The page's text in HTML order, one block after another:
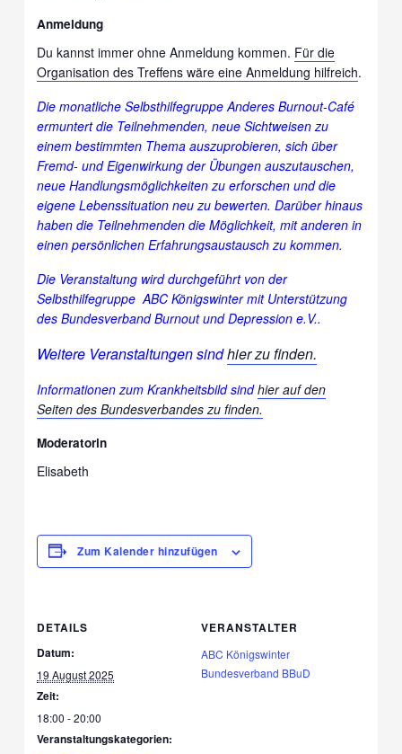
Anmeldung
Du kannst immer ohne Anmeldung kommen. Für die
Organisation des Treffens wäre eine Anmeldung hilfreich.
Die monatliche Selbsthilfegruppe Anderes Burnout-Café
ermuntert die Teilnehmenden, neue Sichtweisen zu
einem bestimmten Thema auszuprobieren, sich über
Fremd- und Eigenwirkung der Übungen auszutauschen,
neue Handlungsmöglichkeiten zu erforschen und die
eigene Lebenssituation neu zu bewerten. Darüber hinaus
haben die Teilnehmenden die Möglichkeit, mit anderen in
einen persönlichen Erfahrungsaustausch zu kommen.
Die Veranstaltung wird durchgeführt von der
Selbsthilfegruppe ABC Königswinter mit Unterstützung
des Bundesverband Burnout und Depression e.V..
Weitere Veranstaltungen sindhier zu finden.
Informationen zum Krankheitsbild sindhier auf den
Seiten des Bundesverbandes zu finden.
Moderatorin
Elisabeth
Zum Kalender hinzufügen
DETAILS
Datum:
19 August 2025
Zeit:
18:00 - 20:00
Veranstaltungskategorien:
VERANSTALTER
ABC Königswinter
Bundesverband BBuD